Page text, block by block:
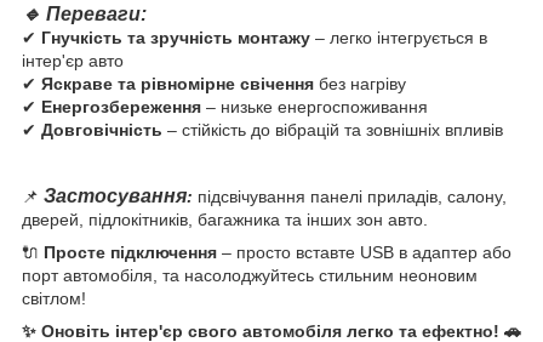
🔹 Переваги:
✔ Гнучкість та зручність монтажу – легко інтегрується в
інтер'єр авто
✔ Яскраве та рівномірне свічення без нагріву
✔ Енергозбереження – низьке енергоспоживання
✔ Довговічність – стійкість до вібрацій та зовнішніх впливів
📌 Застосування: підсвічування панелі приладів, салону,
дверей, підлокітників, багажника та інших зон авто.
🔌 Просте підключення – просто вставте USB в адаптер або
порт автомобіля, та насолоджуйтесь стильним неоновим
світлом!
✨ Оновіть інтер'єр свого автомобіля легко та ефектно! 🚗